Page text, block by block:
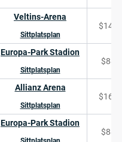
Veltins-Arena
Sittplatsplan
$144
Europa-Park Stadion
Sittplatsplan
$88
Allianz Arena
Sittplatsplan
$168
Europa-Park Stadion
$88